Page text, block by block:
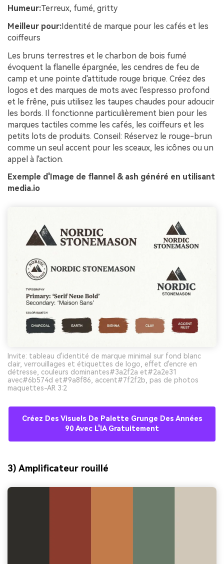
Humeur:Terreux, fumé, gritty
Meilleur pour:Identité de marque pour les cafés et les
coiffeurs
Les bruns terrestres et le charbon de bois fumé
évoquent la flanelle épargnée, les cendres de feu de
camp et une pointe d'attitude rouge brique. Créez des
logos et des marques de mots avec l'espresso profond
et le frêne, puis utilisez les taupes chaudes pour adoucir
les bords. Il fonctionne particulièrement bien pour les
marques tactiles comme les cafés, les coiffeurs et les
petits lots de produits. Conseil: Réservez le rouge-brun
comme un seul accent pour les sceaux, les icônes ou un
appel à l'action.
Exemple d'Image de flannel & ash généré en utilisant
media.io
Invite: tableau d'identité de marque minimal sur fond blanc
clair, verrouillages et étiquettes de logo, effet d'encre en
détresse, couleurs dominantes#3a2f2a et#2a2e31
avec#6b574d et#9a8f86, accent#7f2f2b, pas de photos
maquettes-AR 3:2
Créez Des Visuels De Palette Grunge Des Années
90 Avec L'IA Gratuitement
3) Amplificateur rouillé